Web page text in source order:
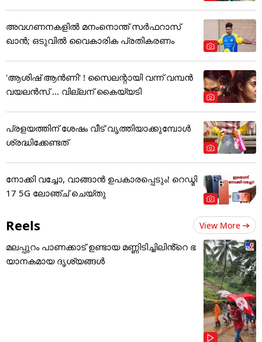
അവഗണനകളില്‍ മനംനൊന്ത് സര്‍ഫറാസ്
ഖാന്‍; ഒടുവില്‍ വൈകാരിക പ്രതികരണം
'ആശിഷ് ആൻണി' ! സൈലന്റായി വന്ന് വമ്പൻ
വയലൻസ് ... വില്ലന് കൈയ്യടി
പ്രളയത്തിന് ശേഷം വീട് വൃത്തിയാക്കുമ്പോൾ
ശ്രദ്ധിക്കേണ്ടത്
നോക്കി വച്ചോ, വാങ്ങാൻ ഉപകാരപ്പെടും! റെഡ്മി
17 5G ലോഞ്ച് ചെയ്തു
Reels View More
മലപ്പുറം പാണക്കാട് ഉണ്ടായ മണ്ണിടിച്ചിലിൻ്റെ ഭ
യാനകമായ ദൃശ്യങ്ങൾ